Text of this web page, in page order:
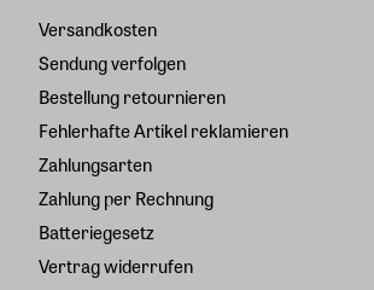
Versandkosten
Sendung verfolgen
Bestellung retournieren
Fehlerhafte Artikel reklamieren
Zahlungsarten
Zahlung per Rechnung
Batteriegesetz
Vertrag widerrufen